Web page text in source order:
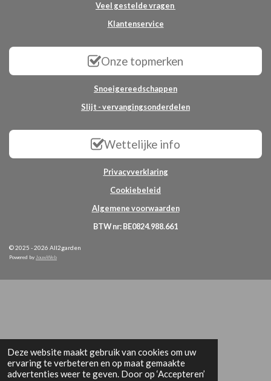
Deze website maakt gebruik van cookies om uw
ervaring te verbeteren en op maat gemaakte
advertenties weer te geven. Door op ‘Accepteren’
Veel gestelde vragen
Klantenservice
Onze topmerken
Snoeigereedschappen
Slijt - vervangingsonderdelen
Wettelijke info
Privacyverklaring
Cookiebeleid
Algemene voorwaarden
BTW nr: BE0824.988.661
© 2025 - 2026 All2garden
Powered by JouwWeb